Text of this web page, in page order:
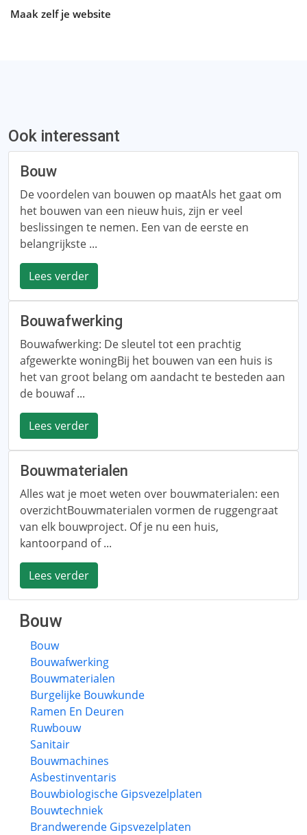
Maak zelf je website
Ook interessant
Bouw
De voordelen van bouwen op maatAls het gaat om
het bouwen van een nieuw huis, zijn er veel
beslissingen te nemen. Een van de eerste en
belangrijkste ...
Lees verder
Bouwafwerking
Bouwafwerking: De sleutel tot een prachtig
afgewerkte woningBij het bouwen van een huis is
het van groot belang om aandacht te besteden aan
de bouwaf ...
Lees verder
Bouwmaterialen
Alles wat je moet weten over bouwmaterialen: een
overzichtBouwmaterialen vormen de ruggengraat
van elk bouwproject. Of je nu een huis,
kantoorpand of ...
Lees verder
Bouw
Bouw
Bouwafwerking
Bouwmaterialen
Burgelijke Bouwkunde
Ramen En Deuren
Ruwbouw
Sanitair
Bouwmachines
Asbestinventaris
Bouwbiologische Gipsvezelplaten
Bouwtechniek
Brandwerende Gipsvezelplaten